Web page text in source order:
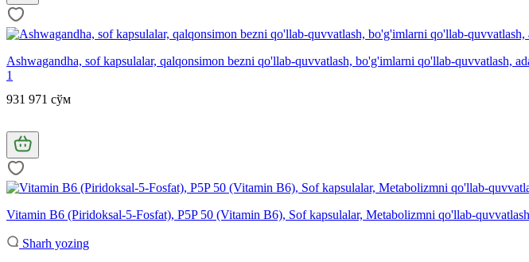
Ashwagandha, sof kapsulalar, qalqonsimon bezni qo'llab-quvvatlash, bo'g'imlarni qo'llab-quvvatlash,
1
931 971 сўм
Vitamin B6 (Piridoksal-5-Fosfat), P5P 50 (Vitamin B6), Sof kapsulalar, Metabolizmni qo'llab-
Sharh yozing